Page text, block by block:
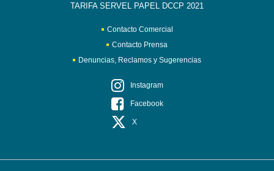
TARIFA SERVEL PAPEL DCCP 2021
Contacto Comercial
Contacto Prensa
Denuncias, Reclamos y Sugerencias
Instagram
Facebook
X